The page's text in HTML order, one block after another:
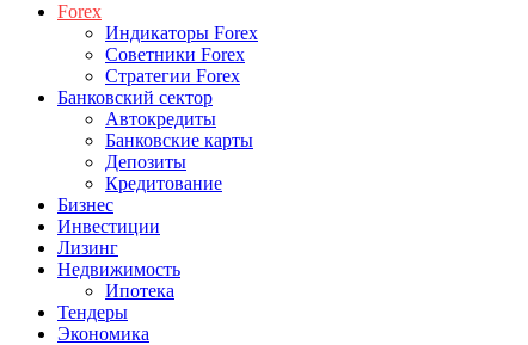
Forex
Индикаторы Forex
Советники Forex
Стратегии Forex
Банковский сектор
Автокредиты
Банковские карты
Депозиты
Кредитование
Бизнес
Инвестиции
Лизинг
Недвижимость
Ипотека
Тендеры
Экономика